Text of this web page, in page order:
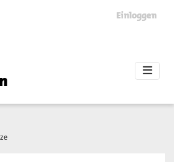
Einloggen